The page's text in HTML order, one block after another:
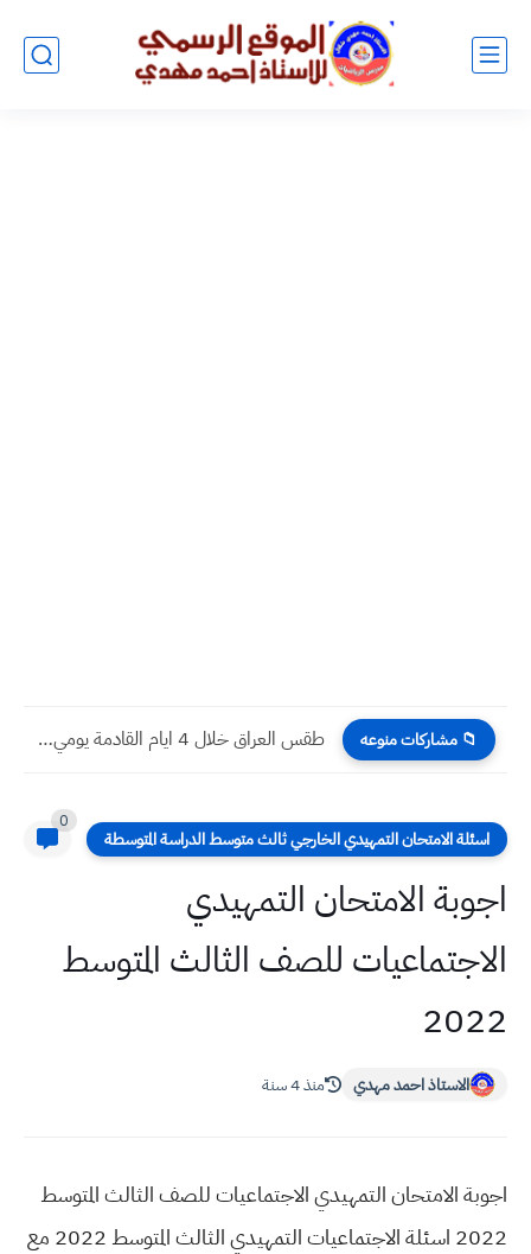
📁 مشاركات منوعه هام محافظة بغداد تحدد تسعيرة (جديدة) لأمبير المولدات في شهر...
اسئلة الامتحان التمهيدي الخارجي ثالث متوسط الدراسة المتوسطة
0
اجوبة الامتحان التمهيدي
الاجتماعيات للصف الثالث المتوسط
2022
الاستاذ احمد مهدي منذ 4 سنة
اجوبة الامتحان التمهيدي الاجتماعيات للصف الثالث المتوسط
2022 اسئلة الاجتماعيات التمهيدي الثالث المتوسط 2022 مع